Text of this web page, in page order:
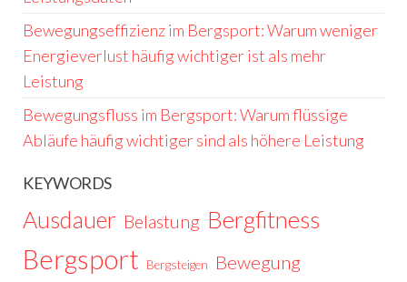
Bewegungseffizienz im Bergsport: Warum weniger
Energieverlust häufig wichtiger ist als mehr
Leistung
Bewegungsfluss im Bergsport: Warum flüssige
Abläufe häufig wichtiger sind als höhere Leistung
KEYWORDS
Ausdauer Belastung Bergfitness
Bergsport Bergsteigen Bewegung